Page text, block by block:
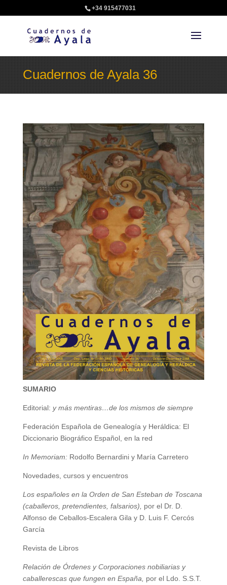
+34 915477031
Cuadernos de Ayala 36
SUMARIO
Editorial: y más mentiras…de los mismos de siempre
Federación Española de Genealogía y Heráldica: El
Diccionario Biográfico Español, en la red
In Memoriam:Rodolfo Bernardini y María Carretero
Novedades, cursos y encuentros
Los españoles en la Orden de San Esteban de Toscana
(caballeros, pretendientes, falsarios),
por el Dr. D.
Alfonso de Ceballos-Escalera Gila y D. Luis F. Cercós
García
Revista de Libros
Relación de Órdenes y Corporaciones nobiliarias y
caballerescas que fungen en España, por el Ldo. S.S.T.